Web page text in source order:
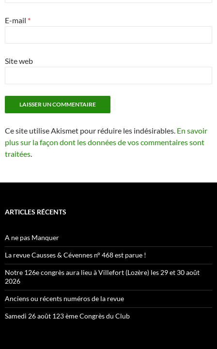
E-mail *
Site web
Ce site utilise Akismet pour réduire les indésirables. En savoir
plus sur la façon dont les données de vos commentaires sont
traitées.
ARTICLES RÉCENTS
A ne pas Manquer
La revue Causses & Cévennes n° 468 est parue !
Notre 126e congrès aura lieu à Villefort (Lozère) les 29 et 30 août
2026
Anciens ou récents numéros de la revue
Samedi 26 août 123 ème Congrès du Club